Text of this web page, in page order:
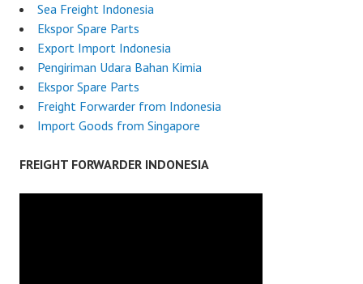
Sea Freight Indonesia
Ekspor Spare Parts
Export Import Indonesia
Pengiriman Udara Bahan Kimia
Ekspor Spare Parts
Freight Forwarder from Indonesia
Import Goods from Singapore
FREIGHT FORWARDER INDONESIA